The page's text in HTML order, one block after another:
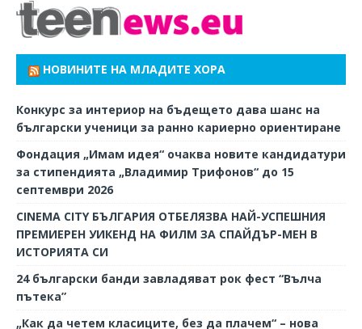
НОВИНИТЕ НА МЛАДИТЕ ХОРА
Конкурс за интериор на бъдещето дава шанс на
български ученици за ранно кариерно ориентиране
Фондация „Имам идея“ очаква новите кандидатури
за стипендията „Владимир Трифонов“ до 15
септември 2026
CINEMA CITY БЪЛГАРИЯ ОТБЕЛЯЗВА НАЙ-УСПЕШНИЯ
ПРЕМИЕРЕН УИКЕНД НА ФИЛМ ЗА СПАЙДЪР-МЕН В
ИСТОРИЯТА СИ
24 български банди завладяват рок фест “Вълча
пътека”
„Как да четем класиците, без да плачем“ – нова